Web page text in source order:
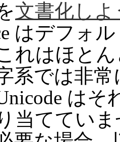
文書化し
はデフォ
れはほと
系では非
は
当ててい